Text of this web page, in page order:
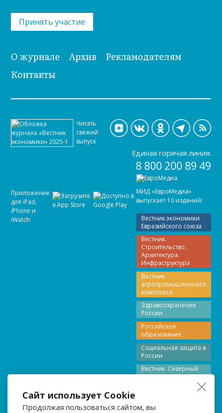
Принять участие
О журнале Архив
Рекламодателям
Контакты
МИД «ЕвроМедиа»
выпускает 10 изданий:
Вестник экономики
Евразийского союза
Вестник.
Строительство.
Архитектура.
Инфраструктура
Вестник
агропромышленного
комплекса
Здравоохранение
России
Российское
образование
Социальная защита в
России
Вестник. Северный
Кавказ
Запада
Читать
свежий
выпуск
Приложение
для iPad,
iPhone и
iWatch:
Единая горячая линия:
8 800 200 89 49
Сайт использует Cookie
Продолжая пользоваться сайтом, вы